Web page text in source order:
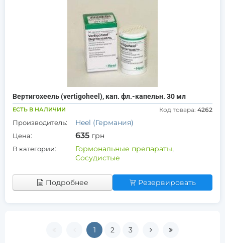
Вертигохеель (vertigoheel), кап. фл.-капельн. 30 мл
ЕСТЬ В НАЛИЧИИ Код товара: 4262
Производитель: Heel (Германия)
Цена: 635 грн
В категории: Гормональные препараты,
Сосудистые
Подробнее Резервировать
1 2 3